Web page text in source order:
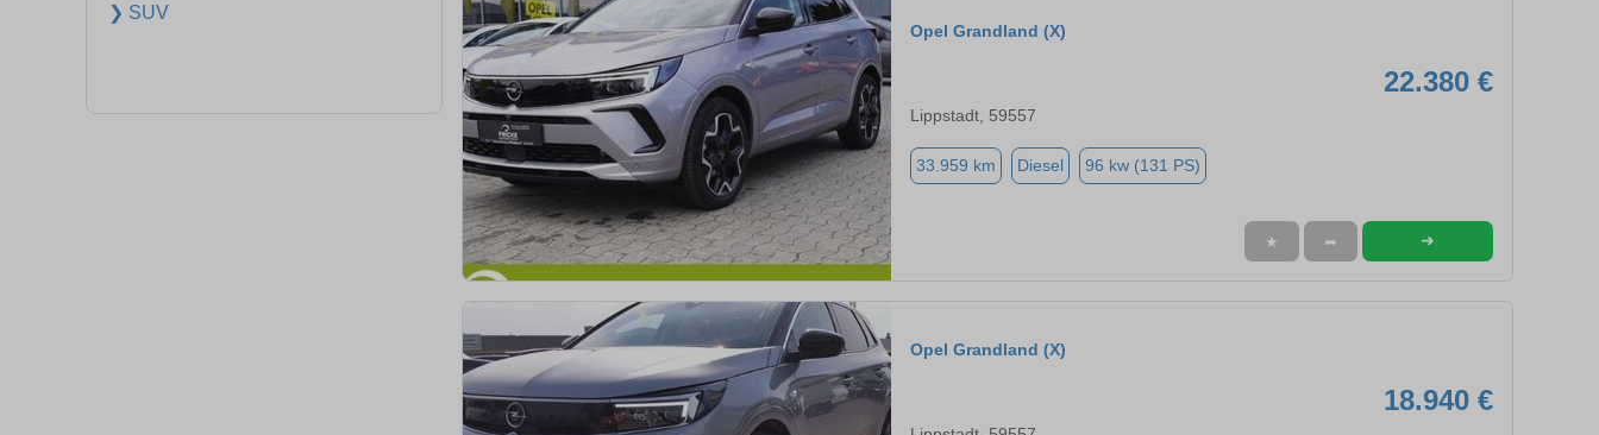
❯ SUV
Opel Grandland (X)
22.380 €
Lippstadt, 59557
33.959 km Diesel 96 kw (131 PS)
★ ➦ ➜
Opel Grandland (X)
18.940 €